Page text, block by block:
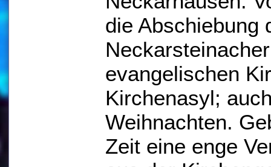
die Abschiebung
evangelischen
Kirchenasyl;
Weihnachten.
Zeit eine enge